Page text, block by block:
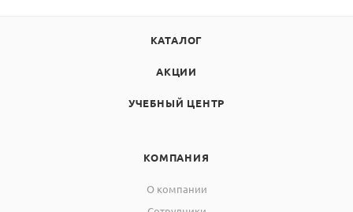
КАТАЛОГ
АКЦИИ
УЧЕБНЫЙ ЦЕНТР
КОМПАНИЯ
О компании